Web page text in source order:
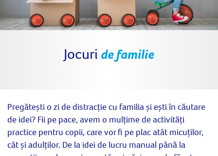
Jocuri de familie
Pregătești o zi de distracție cu familia și ești în căutare
de idei? Fii pe pace, avem o mulțime de activități
practice pentru copii, care vor fi pe plac atât micuților,
cât și adulților. De la idei de lucru manual până la